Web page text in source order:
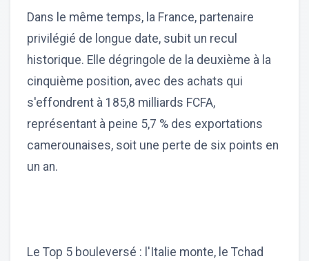
Dans le même temps, la France, partenaire
privilégié de longue date, subit un recul
historique. Elle dégringole de la deuxième à la
cinquième position, avec des achats qui
s'effondrent à 185,8 milliards FCFA,
représentant à peine 5,7 % des exportations
camerounaises, soit une perte de six points en
un an.
Le Top 5 bouleversé : l'Italie monte, le Tchad